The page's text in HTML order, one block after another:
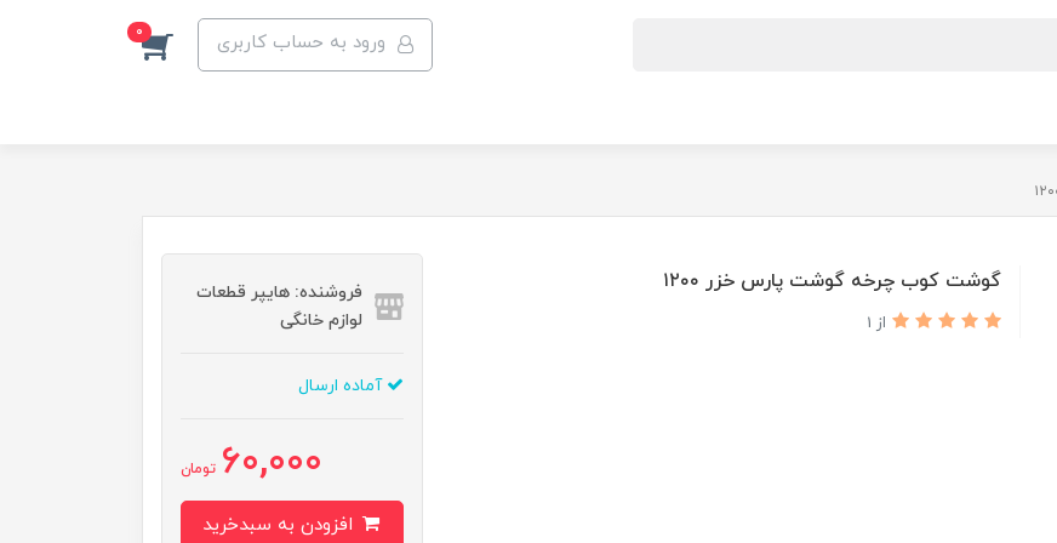
ورود به حساب کاربری 0
گوشت کوب چرخه گوشت پارس خزر ۱۲۰۰
از 1
فروشنده: هایپر قطعات
لوازم خانگی
آماده ارسال
60,000 تومان